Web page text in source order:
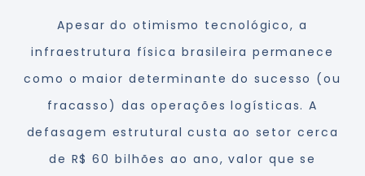
Apesar do otimismo tecnológico, a
infraestrutura física brasileira permanece
como o maior determinante do sucesso (ou
fracasso) das operações logísticas. A
defasagem estrutural custa ao setor cerca
de R$ 60 bilhões ao ano, valor que se